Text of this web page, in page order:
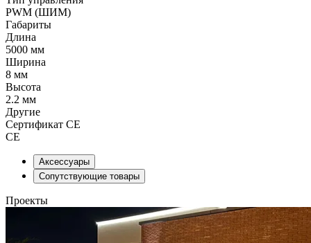
PWM (ШИМ)
Габариты
Длина
5000 мм
Ширина
8 мм
Высота
2.2 мм
Другие
Сертификат CE
CE
Аксессуары
Сопутствующие товары
Проекты